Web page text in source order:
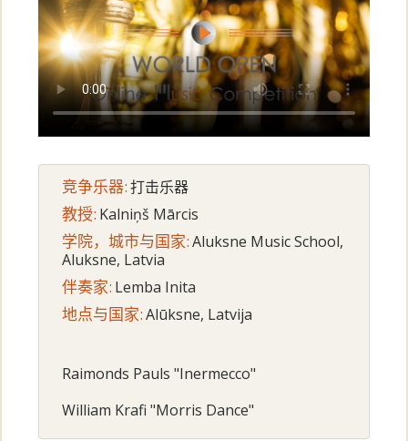
竞争乐器:打击乐器
教授: Kalniņš Mārcis
学院，城市与国家:Aluksne Music School,
Aluksne, Latvia
伴奏家: Lemba Inita
地点与国家:Alūksne, Latvija
Raimonds Pauls "Inermecco"
William Krafi "Morris Dance"